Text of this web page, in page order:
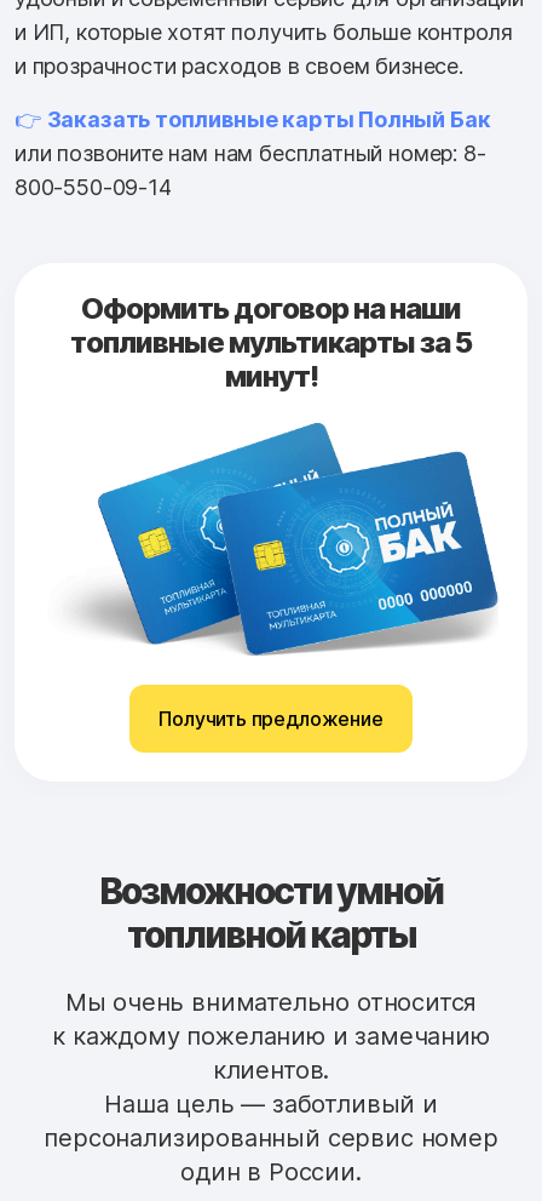
и ИП, которые хотят получить больше контроля
и прозрачности расходов в своем бизнесе.
👉 Заказать топливные карты Полный Бак
или позвоните нам нам бесплатный номер: 8-
800-550-09-14
Оформить договор на наши
топливные мультикарты за 5
минут!
Получить предложение
Возможности умной
топливной карты
Мы очень внимательно относится
к каждому пожеланию и замечанию
клиентов.
Наша цель — заботливый и
персонализированный сервис номер
один в России.